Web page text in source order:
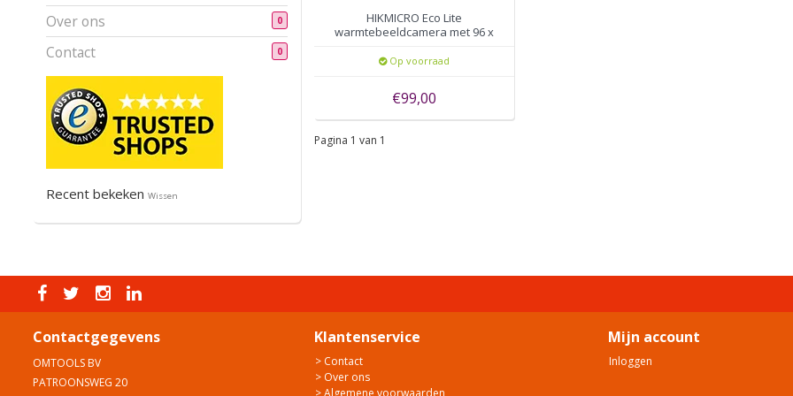
Over ons 0
Contact 0
Recent bekeken Wissen
HIKMICRO Eco Lite
warmtebeeldcamera met 96 x
Op voorraad
€99,00
Pagina 1 van 1
Contactgegevens
OMTOOLS BV
PATROONSWEG 20
Klantenservice
> Contact
> Over ons
> Algemene voorwaarden
Mijn account
Inloggen